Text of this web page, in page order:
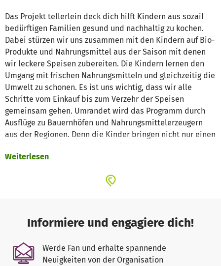
Das Projekt tellerlein deck dich hilft Kindern aus sozail
bedürftigen Familien gesund und nachhaltig zu kochen.
Dabei stürzen wir uns zusammen mit den Kindern auf Bio-
Produkte und Nahrungsmittel aus der Saison mit denen
wir leckere Speisen zubereiten. Die Kindern lernen den
Umgang mit frischen Nahrungsmitteln und gleichzeitig die
Umwelt zu schonen. Es ist uns wichtig, dass wir alle
Schritte vom Einkauf bis zum Verzehr der Speisen
gemeinsam gehen. Umrandet wird das Programm durch
Ausflüge zu Bauernhöfen und Nahrungsmittelerzeugern
aus der Regionen. Denn die Kinder bringen nicht nur einen
neues Projektformat starten, welcher viel Unterstützung
Jugendlichen, unvergessliche Ausflüge und Speisen zu
zaubern. Mit diesem Projekt wollen wir Bildung nicht nur
vermitteln, sondern auch Bildung gemeinsam greifbar
machen. Die Kinder lernen dabei viel:
Weiterlesen
Informiere und engagiere dich!
Werde Fan und erhalte spannende
Neuigkeiten von der Organisation